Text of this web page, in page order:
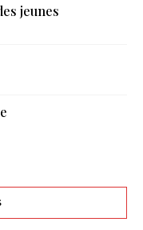
jeunes